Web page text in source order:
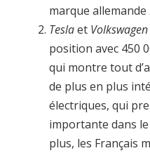
marque allemande
Teslaet Volkswagen
position avec 450
qui montre tout
de plus en plus
électriques, qui
importante dans
plus, les Français